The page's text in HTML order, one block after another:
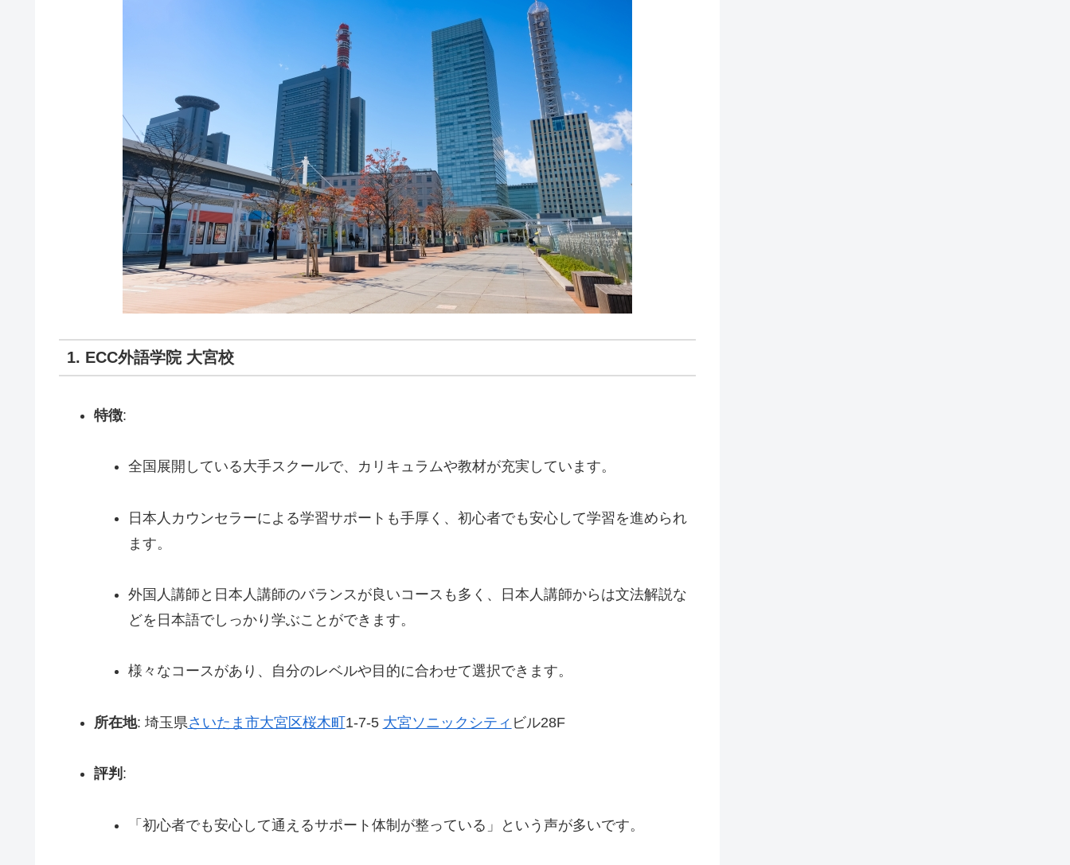
1. ECC外語学院 大宮校
特徴:
全国展開している大手スクールで、カリキュラムや教材が充実しています。
日本人カウンセラーによる学習サポートも手厚く、初心者でも安心して学習を進められ
ます。
外国人講師と日本人講師のバランスが良いコースも多く、日本人講師からは文法解説な
どを日本語でしっかり学ぶことができます。
様々なコースがあり、自分のレベルや目的に合わせて選択できます。
所在地: 埼玉県さいたま市大宮区桜木町1-7-5 大宮ソニックシティ ビル28F
評判 :
「初心者でも安心して通えるサポート体制が整っている」という声が多いです。